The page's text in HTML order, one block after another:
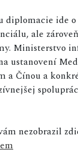
diplomacie ide
ale
Ministerstvo
ustanovení
a Čínou a
nezobrazil